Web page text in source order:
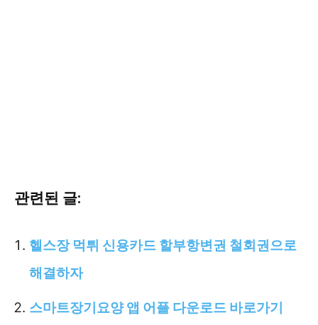
관련된 글:
헬스장 먹튀 신용카드 할부항변권 철회권으로
해결하자
스마트장기요양 앱 어플 다운로드 바로가기